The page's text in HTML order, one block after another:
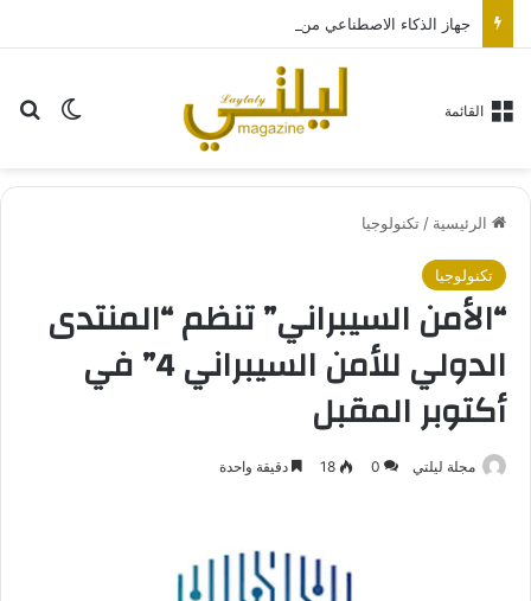
الوضع القائمة
الرئيسية /تكنولوجيا
تكنولوجيا
“الأمن السيبراني” تنظم “المنتدى
الدولي للأمن السيبراني 4” في
أكتوبر المقبل
مجلة ليلتي 0
18 دقيقة واحدة